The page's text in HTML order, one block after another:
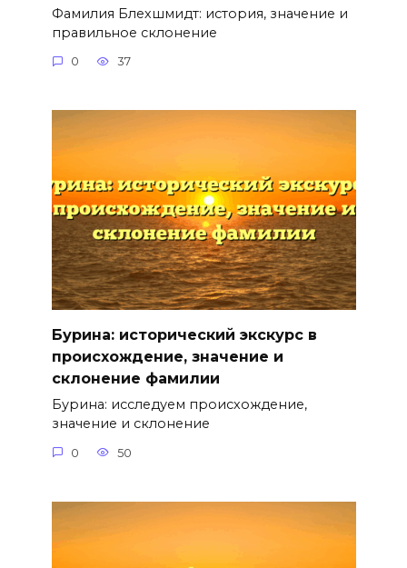
Фамилия Блехшмидт: история, значение и
правильное склонение
0 37
Бурина: исторический экскурс в
происхождение, значение и
склонение фамилии
Бурина: исследуем происхождение,
значение и склонение
0 50